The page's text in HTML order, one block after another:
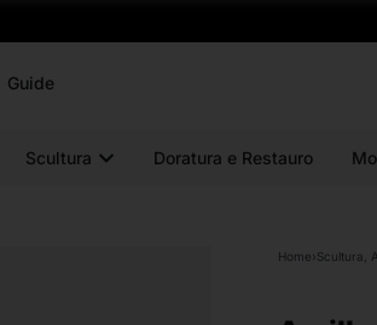
Guide
Scultura Doratura e Restauro
Home›Scultura,